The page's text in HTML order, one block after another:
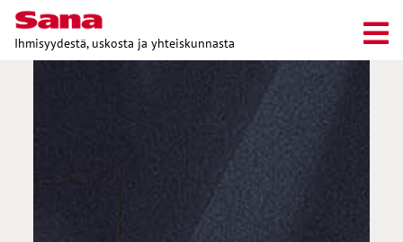
Ihmisyydestä, uskosta ja yhteiskunnasta